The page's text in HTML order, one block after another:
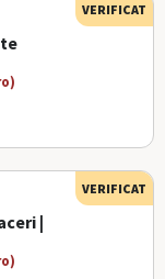
VERIFICAT
|
VERIFICAT